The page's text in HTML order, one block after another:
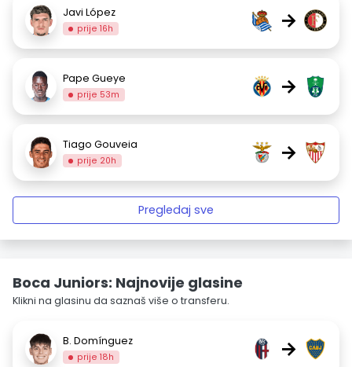
Javi López
prije 16h →
Pape Gueye
prije 53m →
Tiago Gouveia
prije 20h →
Pregledaj sve
Boca Juniors: Najnovije glasine
Klikni na glasinu da saznaš više o transferu.
B. Domínguez
prije 18h →